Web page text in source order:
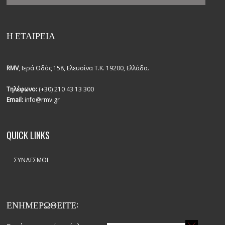
Η ΕΤΑΙΡΕΙΑ
RMV, Ιερά Οδός 158, Ελευσίνα Τ.Κ. 19200, Ελλάδα.
Τηλέφωνο: (+30) 210 43 13 300
Email: info@rmv.gr
QUICK LINKS
ΣΎΝΔΕΣΜΟΙ
ΕΝΗΜΕΡΩΘΕΙΤΕ: